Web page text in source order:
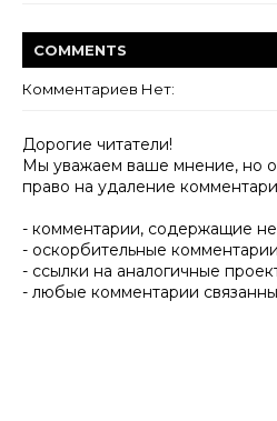
COMMENTS
Комментариев Нет:
Дорогие читатели!
Мы уважаем ваше мнение, но
право на удаление
- комментарии, содержащие
- оскорбительные
- ссылки на аналогичные
- любые комментарии